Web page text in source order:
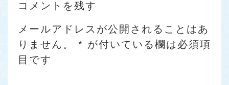
コメントを残す
メールアドレスが公開されることはあ
りません。
* が付いている欄は必須項
目です